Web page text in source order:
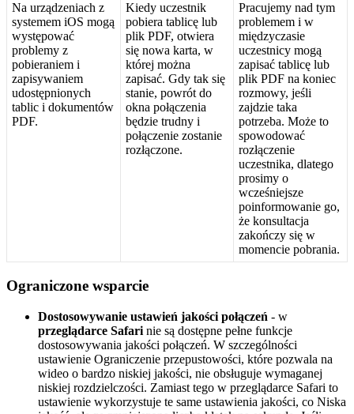
Na urządzeniach z
systemem iOS mogą
występować
problemy z
pobieraniem i
zapisywaniem
udostępnionych
tablic i dokumentów
PDF.
Kiedy uczestnik
pobiera tablicę lub
plik PDF, otwiera
się nowa karta, w
której można
zapisać. Gdy tak się
stanie, powrót do
okna połączenia
będzie trudny i
połączenie zostanie
rozłączone.
Pracujemy nad tym
problemem i w
międzyczasie
uczestnicy mogą
zapisać tablicę lub
plik PDF na koniec
rozmowy, jeśli
zajdzie taka
potrzeba. Może to
spowodować
rozłączenie
uczestnika, dlatego
prosimy o
wcześniejsze
poinformowanie go,
że konsultacja
zakończy się w
momencie pobrania.
Ograniczone wsparcie
Dostosowywanie ustawień jakości połączeń - w
przeglądarce Safari nie są dostępne pełne funkcje
dostosowywania jakości połączeń. W szczególności
ustawienie Ograniczenie przepustowości, które pozwala na
wideo o bardzo niskiej jakości, nie obsługuje wymaganej
niskiej rozdzielczości. Zamiast tego w przeglądarce Safari to
ustawienie wykorzystuje te same ustawienia jakości, co Niska